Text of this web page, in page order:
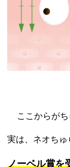
ここからが
実は、ネオちゅ
ノーベル賞を